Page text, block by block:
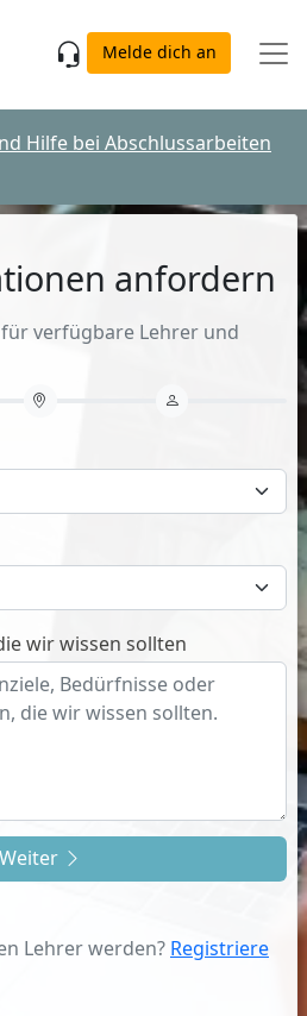
Melde dich an
Hilfe bei Abschlussarbeiten
anfordern
verfügbare Lehrer und
wir wissen sollten
Weiter
Lehrer werden? Registriere